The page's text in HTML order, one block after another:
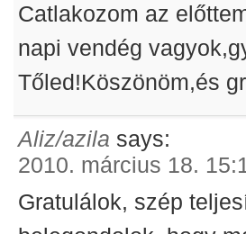
Catlakozom az
napi vendég
Tőled!Köszönöm,és
Aliz/azila says:
2010. március 18.
Gratulálok, szép